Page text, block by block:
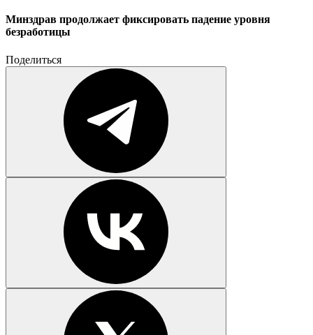
Минздрав продолжает фиксировать падение уровня
безработицы
Поделиться